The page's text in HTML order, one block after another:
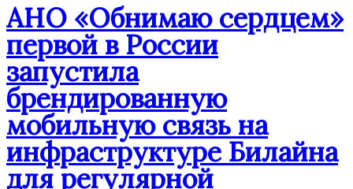
АНО «Обнимаю сердцем»
первой в России
запустила
брендированную
мобильную связь на
инфраструктуре Билайна
для регулярной